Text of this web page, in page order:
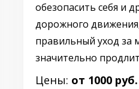
обезопасить себя и
дорожного
правильный уход за
значительно
Цены: от 1000 руб.